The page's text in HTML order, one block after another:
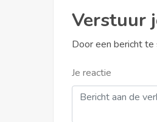
Verstuur
Door een bericht te
Je reactie